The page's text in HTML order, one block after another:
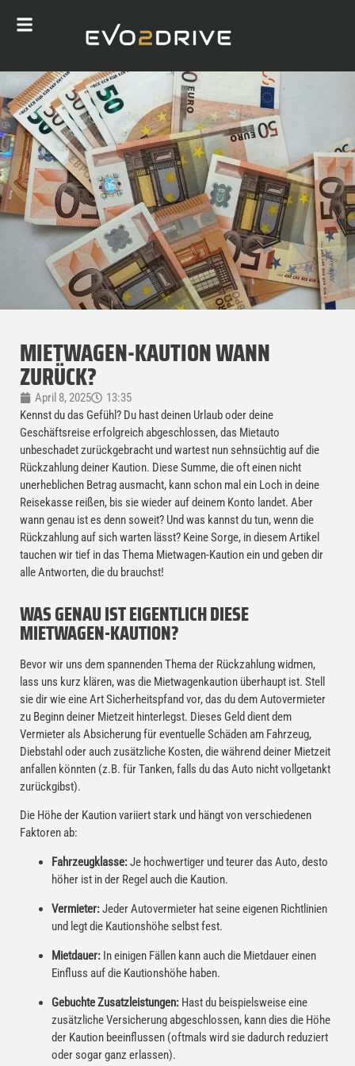
MIETWAGEN-KAUTION WANN
ZURÜCK?
April 8, 2025
13:35
Kennst du das Gefühl? Du hast deinen Urlaub oder deine
Geschäftsreise erfolgreich abgeschlossen, das Mietauto
unbeschadet zurückgebracht und wartest nun sehnsüchtig auf die
Rückzahlung deiner Kaution. Diese Summe, die oft einen nicht
unerheblichen Betrag ausmacht, kann schon mal ein Loch in deine
Reisekasse reißen, bis sie wieder auf deinem Konto landet. Aber
wann genau ist es denn soweit? Und was kannst du tun, wenn die
Rückzahlung auf sich warten lässt? Keine Sorge, in diesem Artikel
tauchen wir tief in das Thema Mietwagen-Kaution ein und geben dir
alle Antworten, die du brauchst!
WAS GENAU IST EIGENTLICH DIESE
MIETWAGEN-KAUTION?
Bevor wir uns dem spannenden Thema der Rückzahlung widmen,
lass uns kurz klären, was die Mietwagenkaution überhaupt ist. Stell
sie dir wie eine Art Sicherheitspfand vor, das du dem Autovermieter
zu Beginn deiner Mietzeit hinterlegst. Dieses Geld dient dem
Vermieter als Absicherung für eventuelle Schäden am Fahrzeug,
Diebstahl oder auch zusätzliche Kosten, die während deiner Mietzeit
anfallen könnten (z.B. für Tanken, falls du das Auto nicht vollgetankt
zurückgibst).
Die Höhe der Kaution variiert stark und hängt von verschiedenen
Faktoren ab:
Fahrzeugklasse:Je hochwertiger und teurer das Auto, desto
höher ist in der Regel auch die Kaution.
Vermieter:Jeder Autovermieter hat seine eigenen Richtlinien
und legt die Kautionshöhe selbst fest.
Mietdauer: In einigen Fällen kann auch die Mietdauer einen
Einfluss auf die Kautionshöhe haben.
Gebuchte Zusatzleistungen: Hast du beispielsweise eine
zusätzliche Versicherung abgeschlossen, kann dies die Höhe
der Kaution beeinflussen (oftmals wird sie dadurch reduziert
oder sogar ganz erlassen).